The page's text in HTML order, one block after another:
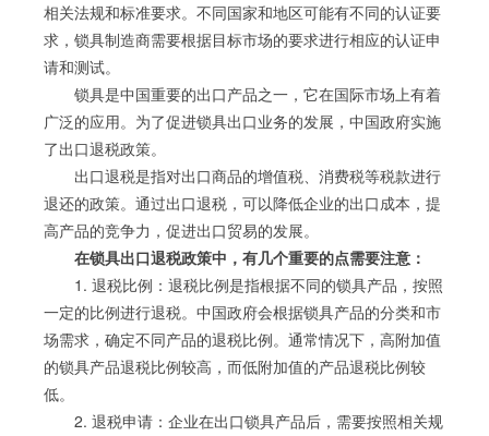
相关法规和标准要求。不同国家和地区可能有不同的认证要
求，锁具制造商需要根据目标市场的要求进行相应的认证申
请和测试。
锁具是中国重要的出口产品之一，它在国际市场上有着
广泛的应用。为了促进锁具出口业务的发展，中国政府实施
了出口退税政策。
出口退税是指对出口商品的增值税、消费税等税款进行
退还的政策。通过出口退税，可以降低企业的出口成本，提
高产品的竞争力，促进出口贸易的发展。
在锁具出口退税政策中，有几个重要的点需要注意：
1. 退税比例：退税比例是指根据不同的锁具产品，按照
一定的比例进行退税。中国政府会根据锁具产品的分类和市
场需求，确定不同产品的退税比例。通常情况下，高附加值
的锁具产品退税比例较高，而低附加值的产品退税比例较
低。
2. 退税申请：企业在出口锁具产品后，需要按照相关规